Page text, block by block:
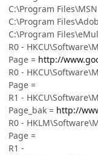
C:\Program
C:\Program
C:\Program
R0 -
Page = http://
R0 -
Page =
R1 -
Page_bak = http://
R0 -
Page =
R1 -